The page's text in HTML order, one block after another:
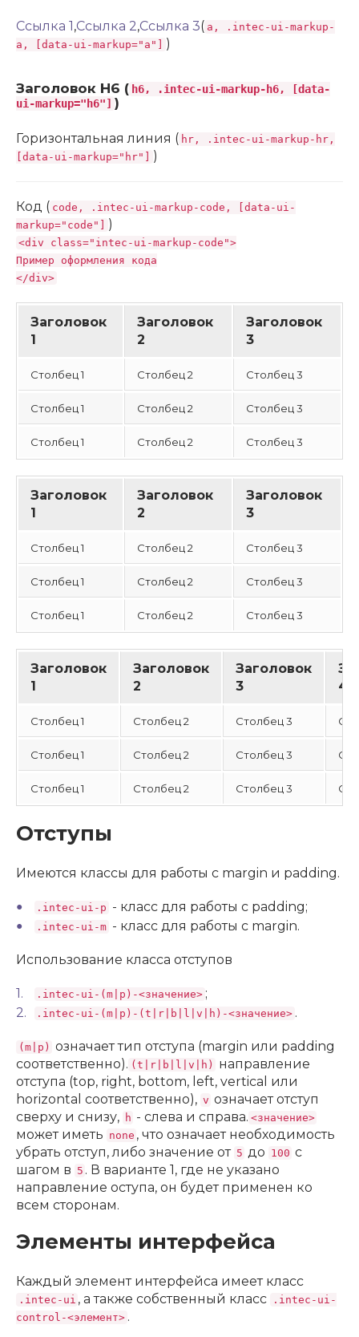
Ссылка 1,Ссылка 2,Ссылка 3( a, .intec-ui-markup-
a, [data-ui-markup="a"]
)
Заголовок H6 ( h6, .intec-ui-markup-h6, [data-
ui-markup="h6"] )
Горизонтальная линия ( hr, .intec-ui-markup-hr,
[data-ui-markup="hr"]
)
Код ( code, .intec-ui-markup-code, [data-ui-
markup="code"]
)
<div class="intec-ui-markup-code">
Пример оформления кода
</div>
Заголовок
1
Заголовок
2
Заголовок
3
Столбец 1 Столбец 2 Столбец 3
Столбец 1 Столбец 2 Столбец 3
Столбец 1 Столбец 2 Столбец 3
Заголовок
1
Заголовок
2
Заголовок
3
Столбец 1 Столбец 2 Столбец 3
Столбец 1 Столбец 2 Столбец 3
Столбец 1 Столбец 2 Столбец 3
Заголовок
1
Заголовок
2
Заголовок
3
4
Столбец 1 Столбец 2 Столбец 3
Столбец 1 Столбец 2 Столбец 3
Столбец 1 Столбец 2 Столбец 3
Отступы
Имеются классы для работы с margin и padding.
.intec-ui-p - класс для работы с padding;
.intec-ui-m - класс для работы с margin.
Использование класса отступов
.intec-ui-(m|p)-<значение> ;
.intec-ui-(m|p)-(t|r|b|l|v|h)-<значение> .
(m|p) означает тип отступа (margin или padding
соответственно). (t|r|b|l|v|h)
направление
отступа (top, right, bottom, left, vertical или
horizontal соответственно), v означает отступ
сверху и снизу, h - слева и справа. <значение>
может иметь none , что означает необходимость
убрать отступ, либо значение от 5 до 100 с
шагом в 5 . В варианте 1, где не указано
направление оступа, он будет применен ко
всем сторонам.
Элементы интерфейса
Каждый элемент интерфейса имеет класс
.intec-ui , а также собственный класс
.intec-ui-
control-<элемент> .